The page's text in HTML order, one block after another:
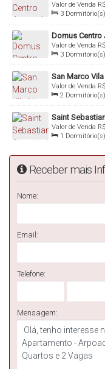
Quartos
R$
Valor de Venda
Jaraguá do Sul,
3 Dormitório(s)
,
1 Suíte(s) ,
Domus Centro
R$
Valor de Venda
89251-276,
3 Dormitório(s)
,
1 Suíte(s) ,
San Marco
R$
Valor de Venda
Nova, Jaraguá
2 Dormitório(s)
2 Suíte(s) ,
Saint
R$
Valor de Venda
Czerniewicz,
1 Dormitório(s)
Receber mais
Nome:
Email:
Telefone:
Mensagem: